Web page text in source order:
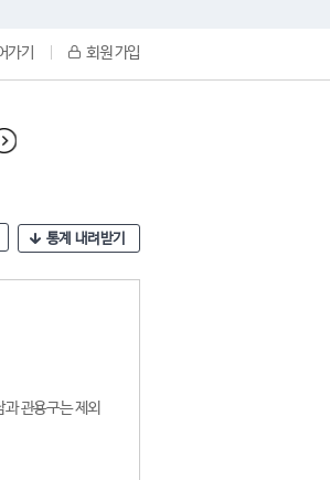
가기 회원 가입
통계 내려받기
관용구는 제외